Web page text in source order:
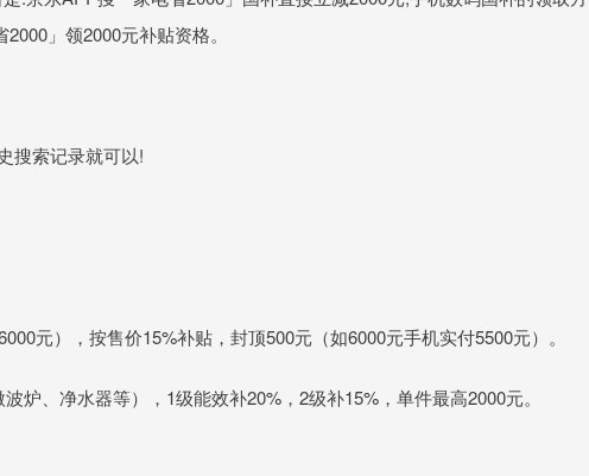
」领2000元补贴资格。
搜索记录就可以!
元），按售价15%补贴，封顶500元（如6000元手机实付5500元）。
炉、净水器等），1级能效补20%，2级补15%，单件最高2000元。